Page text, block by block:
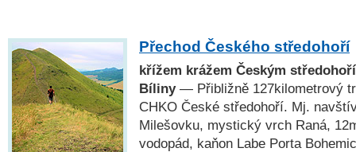
Přechod Českého středohoří
křížem krážem Českým
Bíliny— Přibližně 127kilometrový
CHKO České středohoří. Mj.
Milešovku, mystický vrch Raná,
vodopád, kaňon Labe Porta